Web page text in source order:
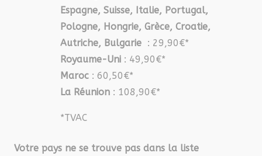
Espagne, Suisse, Italie, Portugal,
Pologne, Hongrie, Grèce, Croatie,
Autriche, Bulgarie : 29,90€*
Royaume-Uni : 49,90€*
Maroc : 60,50€*
La Réunion : 108,90€*
*TVAC
Votre pays ne se trouve pas dans la liste